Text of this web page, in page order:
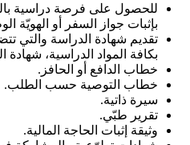
للحصول على فرصة دراسية
بإثبات جواز السفر أو الهويّة
تقديم شهادة الدراسة والتي
بكافة المواد الدراسية، شهادة
خطاب الدافع أو الحافز.
خطاب التوصية حسب الطلب.
سيرة ذاتية.
تقرير طبّي.
وثيقة إثبات الحاجة المالية.